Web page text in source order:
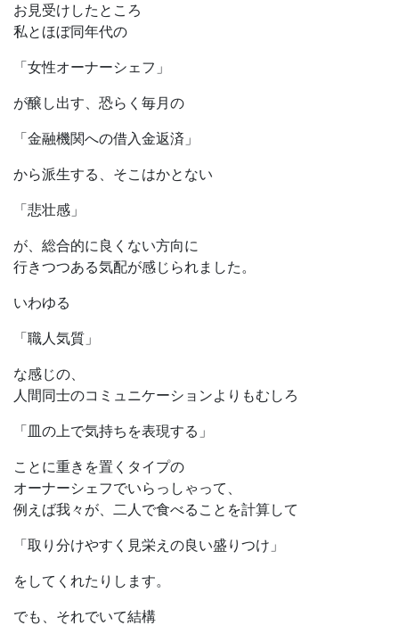
お見受けしたところ
私とほぼ同年代の
「女性オーナーシェフ」
が醸し出す、恐らく毎月の
「金融機関への借入金返済」
から派生する、そこはかとない
「悲壮感」
が、総合的に良くない方向に
行きつつある気配が感じられました。
いわゆる
「職人気質」
な感じの、
人間同士のコミュニケーションよりもむしろ
「皿の上で気持ちを表現する」
ことに重きを置くタイプの
オーナーシェフでいらっしゃって、
例えば我々が、二人で食べることを計算して
「取り分けやすく見栄えの良い盛りつけ」
をしてくれたりします。
でも、それでいて結構